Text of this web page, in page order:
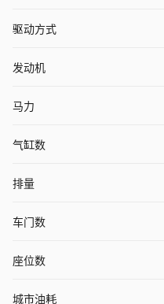
驱动方式
发动机
马力
气缸数
排量
车门数
座位数
城市油耗